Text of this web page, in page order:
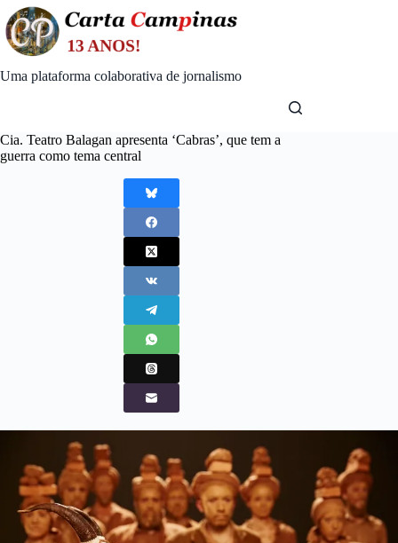
Skip
to
content
Uma plataforma colaborativa de jornalismo
Cia. Teatro Balagan apresenta ‘Cabras’, que tem a
guerra como tema central